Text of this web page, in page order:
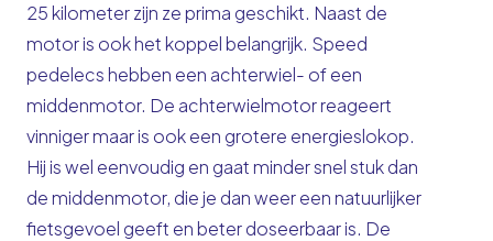
25 kilometer zijn ze prima geschikt. Naast de
motor is ook het koppel belangrijk. Speed
pedelecs hebben een achterwiel- of een
middenmotor. De achterwielmotor reageert
vinniger maar is ook een grotere energieslokop.
Hij is wel eenvoudig en gaat minder snel stuk dan
de middenmotor, die je dan weer een natuurlijker
fietsgevoel geeft en beter doseerbaar is. De